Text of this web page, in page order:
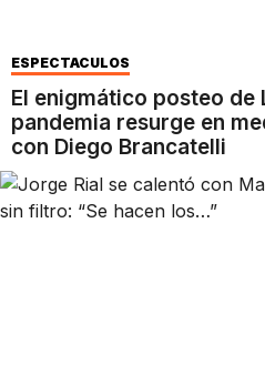
ESPECTÁCULOS
El enigmático posteo de
pandemia resurge en
con Diego Brancatelli